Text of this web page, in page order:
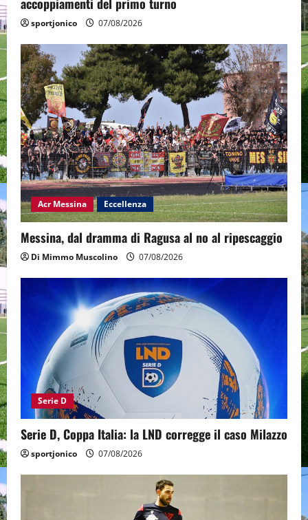
accoppiamenti del primo turno
sportjonico 07/08/2026
Acr Messina Eccellenza
Messina, dal dramma di Ragusa al no al ripescaggio
Di Mimmo Muscolino 07/08/2026
Serie D
Serie D, Coppa Italia: la LND corregge il caso Milazzo
sportjonico 07/08/2026